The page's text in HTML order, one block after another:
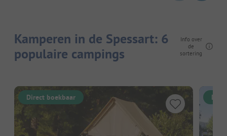
Kamperen in de Spessart: 6
populaire campings
Info over
de
sortering
Direct boekbaar